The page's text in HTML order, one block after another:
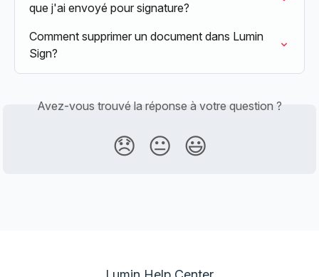
que j'ai envoyé pour signature?
Comment supprimer un document dans Lumin
Sign?
Avez-vous trouvé la réponse à votre question ?
😞 😐 😃